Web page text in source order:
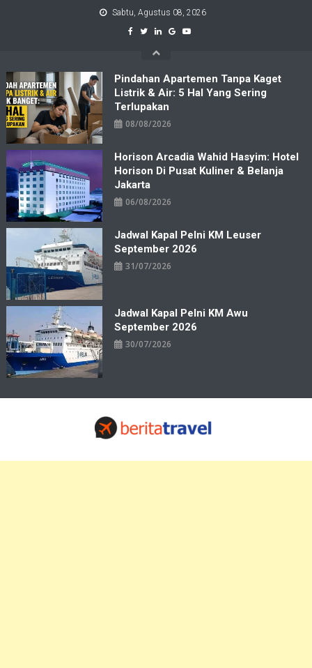
Sabtu, Agustus 08, 2026
Pindahan Apartemen Tanpa Kaget
Listrik & Air: 5 Hal Yang Sering
Terlupakan
08/08/2026
Horison Arcadia Wahid Hasyim: Hotel
Horison Di Pusat Kuliner & Belanja
Jakarta
06/08/2026
Jadwal Kapal Pelni KM Leuser
September 2026
31/07/2026
Jadwal Kapal Pelni KM Awu
September 2026
30/07/2026
Travelbiz